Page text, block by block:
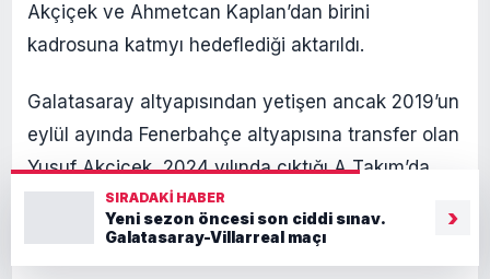
Akçiçek ve Ahmetcan Kaplan’dan birini
kadrosuna katmyı hedeflediği aktarıldı.
Galatasaray altyapısından yetişen ancak 2019’un
eylül ayında Fenerbahçe altyapısına transfer olan
Yusuf Akçiçek, 2024 yılında çıktığı A Takım’da
gösterdiği performans sonrası kulüplerin dikkatini
SIRADAKI HABER
Yeni sezon öncesi son ciddi sınav.
Galatasaray-Villarreal maçı
›